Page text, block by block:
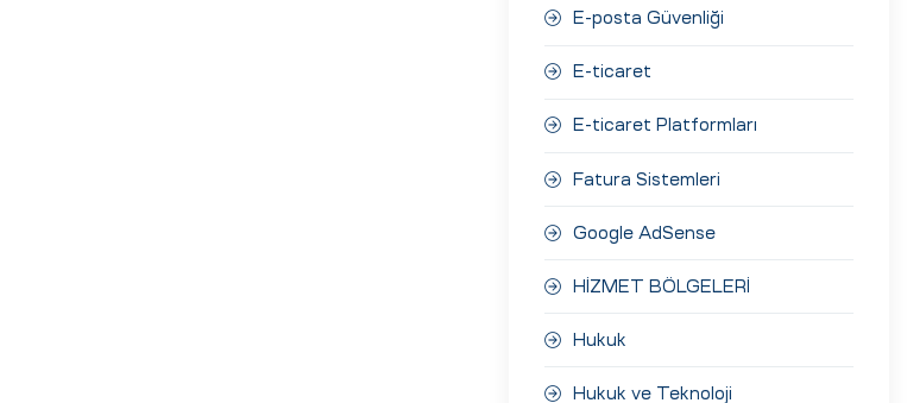
E-posta Güvenliği
E-ticaret
E-ticaret Platformları
Fatura Sistemleri
Google AdSense
HİZMET BÖLGELERİ
Hukuk
Hukuk ve Teknoloji